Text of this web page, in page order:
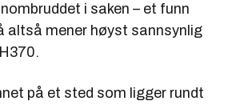
i saken – et funn
altså mener høyst sannsynlig
på et sted som ligger rundt